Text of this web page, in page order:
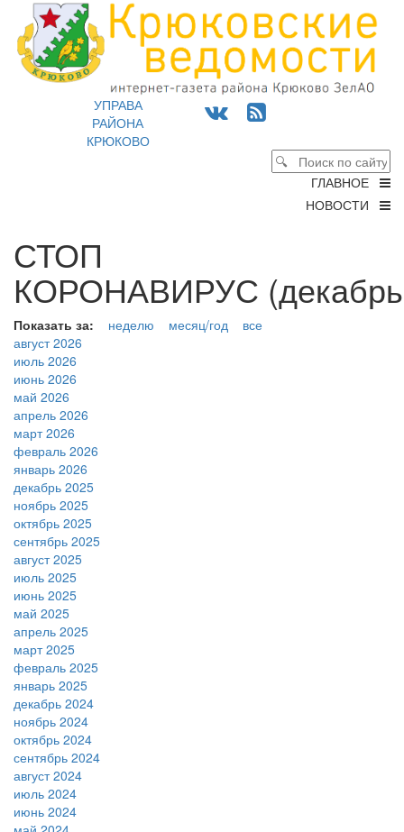
УПРАВА
РАЙОНА
КРЮКОВО
ГЛАВНОЕ
НОВОСТИ
СТОП
КОРОНАВИРУС
Показать за: неделю месяц/год
все
август 2026
июль 2026
июнь 2026
май 2026
апрель 2026
март 2026
февраль 2026
январь 2026
декабрь 2025
ноябрь 2025
октябрь 2025
сентябрь 2025
август 2025
июль 2025
июнь 2025
май 2025
апрель 2025
март 2025
февраль 2025
январь 2025
декабрь 2024
ноябрь 2024
октябрь 2024
сентябрь 2024
август 2024
июль 2024
июнь 2024